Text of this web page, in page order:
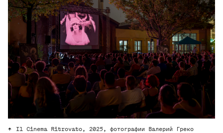
Il Cinema Ritrovato, 2025, фотографии Валерий Греко